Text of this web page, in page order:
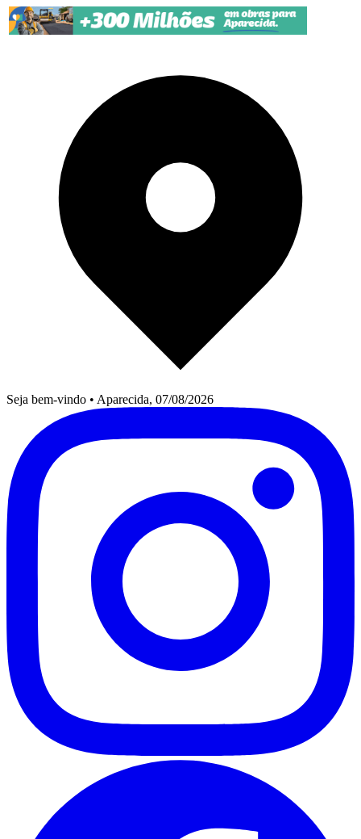
Pular para o conteúdo
Seja bem-vindo • Aparecida, 07/08/2026